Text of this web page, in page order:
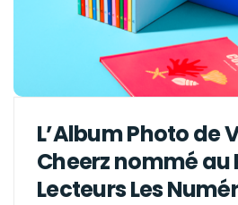
L’Album Photo de
Cheerz nommé au
Lecteurs Les